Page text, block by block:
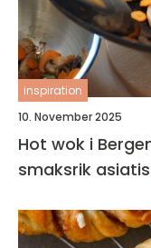
inspiration
10. November 2025
Hot wok i
smaksrik